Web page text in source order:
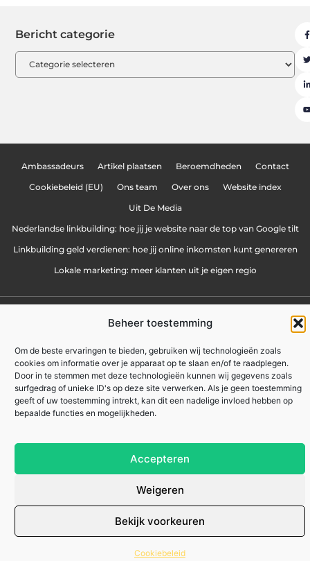
Beheer toestemming
Om de beste ervaringen te bieden, gebruiken wij technologieën zoals
cookies om informatie over je apparaat op te slaan en/of te raadplegen.
Door in te stemmen met deze technologieën kunnen wij gegevens zoals
surfgedrag of unieke ID's op deze site verwerken. Als je geen toestemming
geeft of uw toestemming intrekt, kan dit een nadelige invloed hebben op
bepaalde functies en mogelijkheden.
Accepteren
Weigeren
Bekijk voorkeuren
Cookiebeleid
Bericht categorie
Ambassadeurs Artikel plaatsen Beroemdheden Contact
Cookiebeleid (EU) Ons team Over ons Website index
Uit De Media
Nederlandse linkbuilding: hoe jij je website naar de top van Google tilt
Linkbuilding geld verdienen: hoe jij online inkomsten kunt genereren
Lokale marketing: meer klanten uit je eigen regio
All Rights Reserved © 2025
zakennu.be